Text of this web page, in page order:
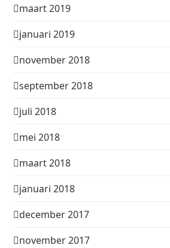
maart 2019
januari 2019
november 2018
september 2018
juli 2018
mei 2018
maart 2018
januari 2018
december 2017
november 2017